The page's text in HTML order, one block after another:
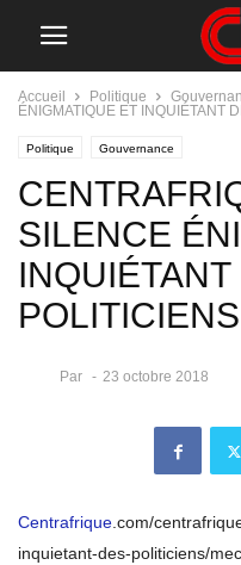
Accueil Politique
ÉNIGMATIQUE ET INQUIÉTANT
Politique Gouvernance
SILENCE
INQUIÉTANT
POLITICIENS
Par - 23 octobre 2018
Centrafrique.com/
inquietant-des-politiciens/